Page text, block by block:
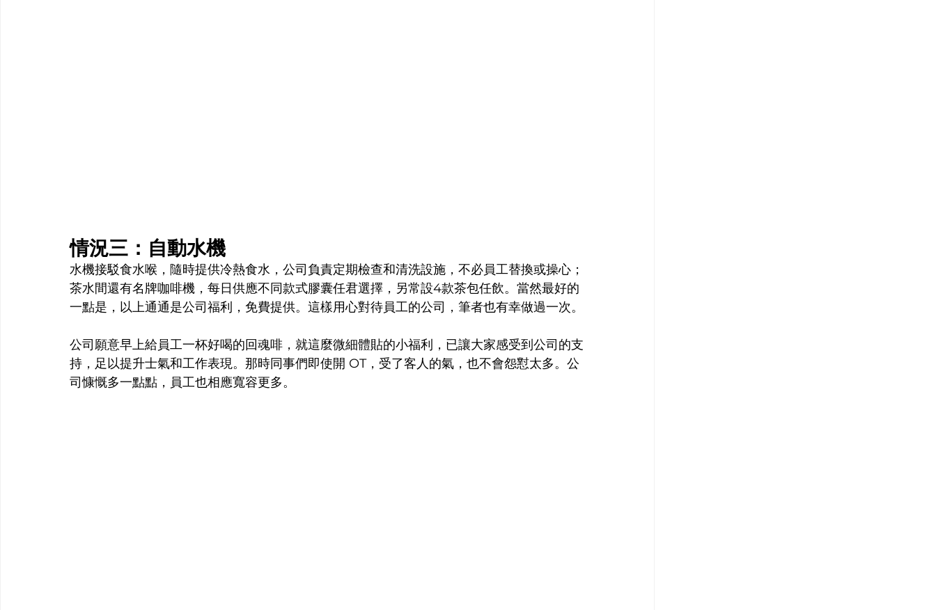
情況三：自動水機
水機接駁食水喉，隨時提供冷熱食水，公司負責定期檢查和清洗設施，不必員工替換或操心；
茶水間還有名牌咖啡機，每日供應不同款式膠囊任君選擇，另常設4款茶包任飲。當然最好的
一點是，以上通通是公司福利，免費提供。這樣用心對待員工的公司，筆者也有幸做過一次。
公司願意早上給員工一杯好喝的回魂啡，就這麼微細體貼的小福利，已讓大家感受到公司的支
持，足以提升士氣和工作表現。那時同事們即使開 OT，受了客人的氣，也不會怨懟太多。公
司慷慨多一點點，員工也相應寬容更多。